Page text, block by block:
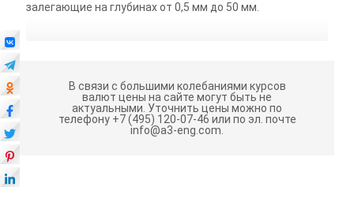
залегающие на глубинах от 0,5 мм до 50 мм.
В связи с большими колебаниями курсов
валют цены на сайте могут быть не
актуальными. Уточнить цены можно по
телефону +7 (495) 120-07-46 или по эл. почте
info@a3-eng.com.